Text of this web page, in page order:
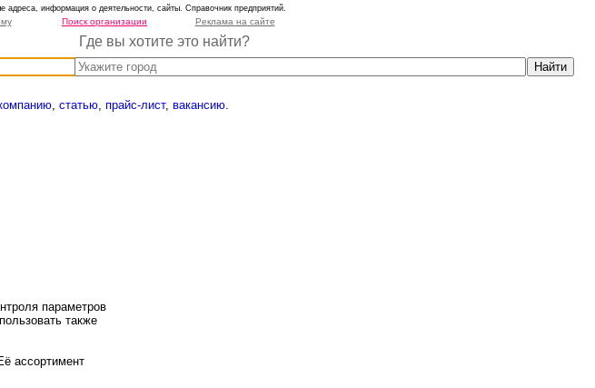
адреса, информация о деятельности, сайты. Справочник предприятий.
Поиск организации Реклама на сайте
Где вы хотите это найти?
, статью, прайс-лист, вакансию.
параметров
также
ассортимент